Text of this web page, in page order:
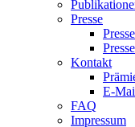
Presse
Kontakt
E-
FAQ
Impressum